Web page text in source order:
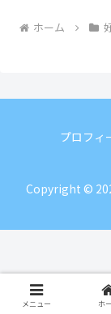
ホーム
プロフィ
Copyright ©
メニュー ホ